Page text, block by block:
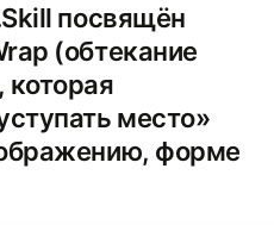
посвящён
(обтекание
место»
форме